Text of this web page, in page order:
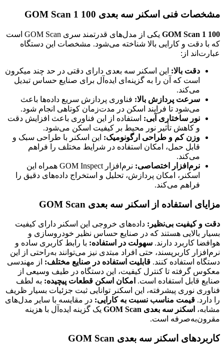
مشخصات فنی اسکنر سه بعدی GOM Scan 1 100
GOM Scan 1 100
یکی از مدل‌های قدرتمند سری GOM Scan است
که با دقت و کارایی بالا شناخته می‌شود. مشخصات این دستگاه
عبارت‌اند از:
دقت بالا: این اسکنر سه بعدی دارای دقتی در حد چند میکرون
است که آن را به گزینه‌ای ایده‌آل برای صنایع حساس تبدیل
می‌کند.
سرعت پردازش بالا: فناوری پردازش سریع داده‌ها باعث
می‌شود تا فرایند اسکن در مدت‌زمان کوتاهی انجام شود.
نور ساختاری آبی: استفاده از این فناوری باعث افزایش دقت
و کاهش تأثیر نور محیط بر کیفیت اسکن می‌شود.
وزن کم و طراحی ارگونومیک: این اسکنر با طراحی سبک و
قابل حمل، امکان استفاده در شرایط مختلف را فراهم
می‌کند.
نرم‌افزار اختصاصی:
نرم‌افزار GOM Inspect همراه این
اسکنر، امکان پردازش، تحلیل و استخراج داده‌های دقیق را
فراهم می‌کند.
مزایای استفاده از اسکنر سه بعدی GOM Scan
دقت و کیفیت بی‌نظیر: داده‌های خروجی این اسکنر دارای کیفیت
بسیار بالایی هستند که در صنایع حساس نظیر خودروسازی و
هوافضا کاربرد دارند. سهولت در استفاده: با رابط کاربری ساده و
نرم‌افزار کاربرپسند، حتی افراد مبتدی نیز می‌توانند به‌راحتی از این
دستگاه استفاده کنند. قابلیت استفاده در صنایع مختلف: از مهندسی
معکوس گرفته تا کنترل کیفیت، این دستگاه در طیف وسیعی از
صنایع قابل استفاده است. امکان اسکن قطعات پیچیده: به لطف
فناوری نوری پیشرفته، این اسکنر توانایی ثبت جزئیات بسیار ظریف
را دارد. قیمت مناسب نسبت به کارایی: در مقایسه با سایر مدل‌های
مشابه، اسکنر سه بعدی GOM Scan
یک گزینه ایده‌آل با هزینه
مقرون‌به‌صرفه است.
کاربردهای اسکنر سه بعدی GOM Scan